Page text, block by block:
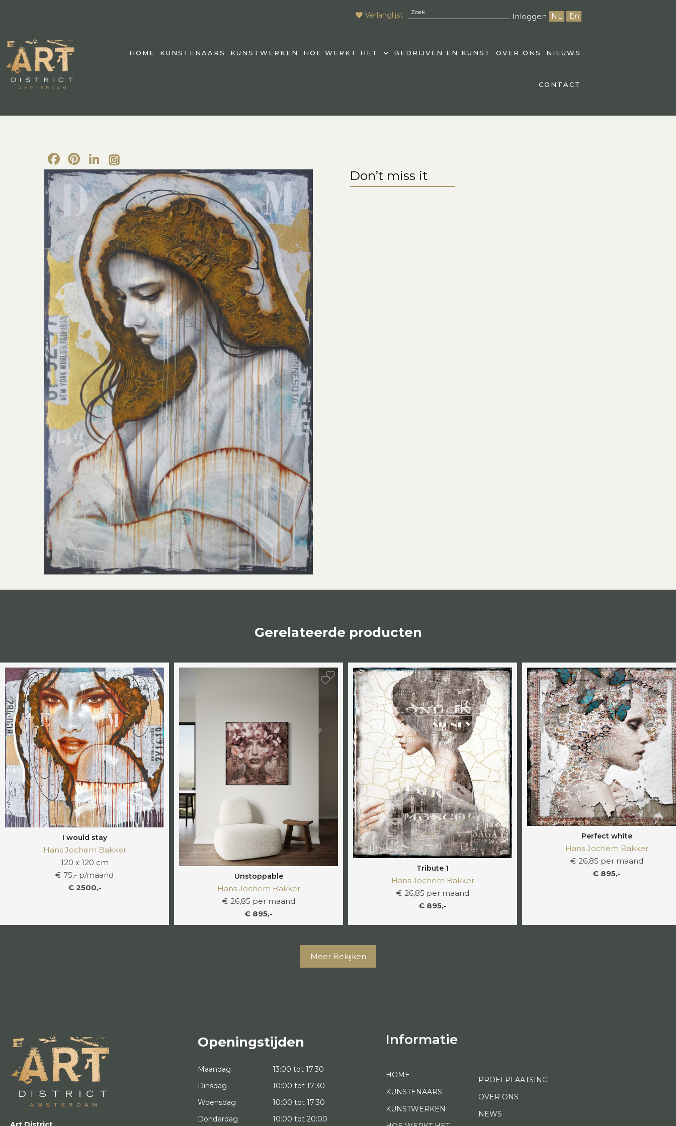
Verlanglijst Inloggen NL En
HOME KUNSTENAARS KUNSTWERKEN HOE WERKT HET BEDRIJVEN EN KUNST OVER ONS NIEUWS
CONTACT
Facebook
Pinterest
LinkedIn
Don’t miss it
Gerelateerde producten
I would stay
Hans Jochem Bakker
120 x 120 cm
€ 75,- p/maand
€ 2500,-
Unstoppable
Hans Jochem Bakker
€ 26,85 per maand
€ 895,-
Tribute 1
Hans Jochem Bakker
€ 26,85 per maand
€ 895,-
Perfect white
Hans Jochem Bakker
€ 26,85 per maand
€ 895,-
Meer Bekijken
Openingstijden
Maandag
13:00 tot 17:30
Dinsdag
10:00 tot 17:30
Woensdag
10:00 tot 17:30
Donderdag
10:00 tot 20:00
Informatie
HOME
KUNSTENAARS
KUNSTWERKEN
PROEFPLAATSING
OVER ONS
NEWS